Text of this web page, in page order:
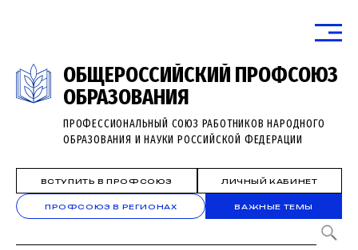
ОБЩЕРОССИЙСКИЙ ПРОФСОЮЗ
ОБРАЗОВАНИЯ
ПРОФЕССИОНАЛЬНЫЙ СОЮЗ РАБОТНИКОВ НАРОДНОГО
ОБРАЗОВАНИЯ И НАУКИ РОССИЙСКОЙ ФЕДЕРАЦИИ
ВСТУПИТЬ В ПРОФСОЮЗ ЛИЧНЫЙ КАБИНЕТ
ПРОФСОЮЗ В РЕГИОНАХ ВАЖНЫЕ ТЕМЫ